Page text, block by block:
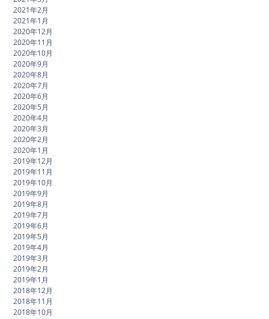
2021年2月
2021年1月
2020年12月
2020年11月
2020年10月
2020年9月
2020年8月
2020年7月
2020年6月
2020年5月
2020年4月
2020年3月
2020年2月
2020年1月
2019年12月
2019年11月
2019年10月
2019年9月
2019年8月
2019年7月
2019年6月
2019年5月
2019年4月
2019年3月
2019年2月
2019年1月
2018年12月
2018年11月
2018年10月